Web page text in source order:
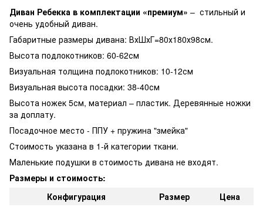
Диван Ребекка в комплектации «премиум» – стильный и
очень удобный диван.
Габаритные размеры дивана: ВхШхГ=80х180х98см.
Высота подлокотников: 60-62см
Визуальная толщина подлокотников: 10-12см
Визуальная высота посадки: 38-40см
Высота ножек 5см, материал – пластик. Деревянные ножки
за доплату.
Посадочное место - ППУ + пружина "змейка"
Стоимость указана в 1-й категории ткани.
Маленькие подушки в стоимость дивана не входят.
Размеры и стоимость:
Конфигурация
Размер
Цена